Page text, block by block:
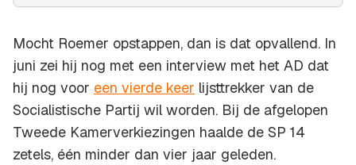
Mocht Roemer opstappen, dan is dat opvallend. In
juni zei hij nog met een interview met het AD dat
hij nog voor een vierde keer lijsttrekker van de
Socialistische Partij wil worden. Bij de afgelopen
Tweede Kamerverkiezingen haalde de SP 14
zetels, één minder dan vier jaar geleden.